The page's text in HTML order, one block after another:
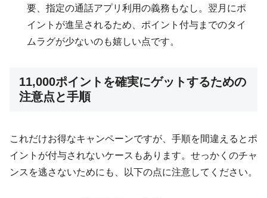
要、指定の通話アプリ利用の義務もなし。翌月にポ
イントが進呈されるため、ポイント付与までのタイ
ムラグが少ないのも嬉しい点です。
11,000ポイントを確実にゲットするための
注意点と手順
これだけお得なキャンペーンですが、手順を間違えるとポ
イントが付与されないケースもあります。せっかくのチャ
ンスを逃さないためにも、以下の点に注意してください。